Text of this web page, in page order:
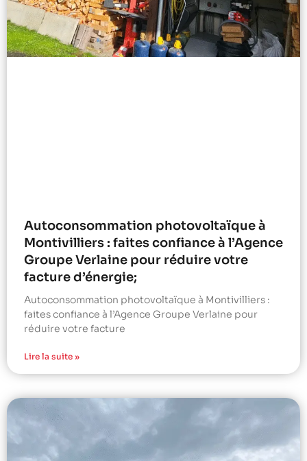
Autoconsommation photovoltaïque à
Montivilliers : faites confiance à l’Agence
Groupe Verlaine pour réduire votre
facture d’énergie;
Autoconsommation photovoltaïque à Montivilliers :
faites confiance à l’Agence Groupe Verlaine pour
réduire votre facture
Lire la suite »